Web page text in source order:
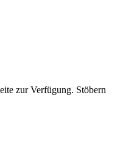
zur Verfügung. Stöbern